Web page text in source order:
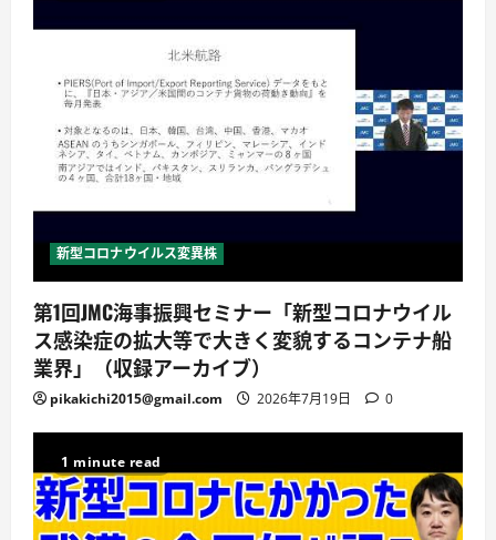
新型コロナウイルス変異株
第1回JMC海事振興セミナー「新型コロナウイル
ス感染症の拡大等で大きく変貌するコンテナ船
業界」（収録アーカイブ）
pikakichi2015@gmail.com 2026年7月19日 0
1 minute read